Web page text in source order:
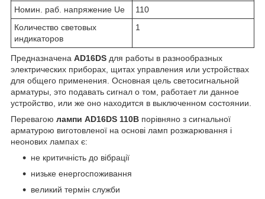
Номин. раб. напряжение Ue
110
Количество световых
индикаторов
1
Предназначена AD16DS для работы в разнообразных
электрических приборах, щитах управления или устройствах
для общего применения. Основная цель светосигнальной
арматуры, это подавать сигнал о том, работает ли данное
устройство, или же оно находится в выключенном состоянии.
Перевагою лампи AD16DS 110В порівняно з сигнальної
арматурою виготовленої на основі ламп розжарювання і
неонових лампах є:
не критичність до вібрації
низьке енергоспоживання
великий термін служби